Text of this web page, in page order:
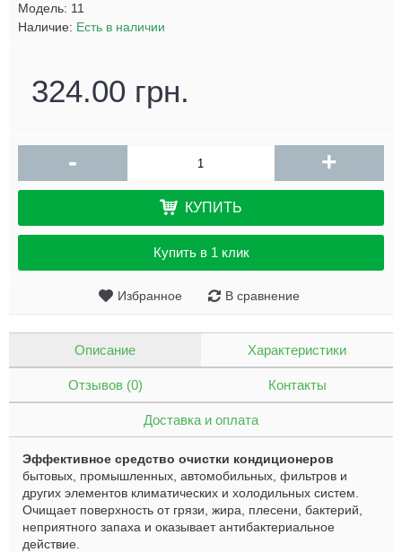
Модель: 11
Наличие: Есть в наличии
324.00 грн.
- +
КУПИТЬ
Купить в 1 клик
Избранное В сравнение
Описание Характеристики
Отзывов (0) Контакты
Доставка и оплата
Эффективное средство очистки кондиционеров
бытовых, промышленных, автомобильных, фильтров и
других элементов климатических и холодильных систем.
Очищает поверхность от грязи, жира, плесени, бактерий,
неприятного запаха и оказывает антибактериальное
действие.